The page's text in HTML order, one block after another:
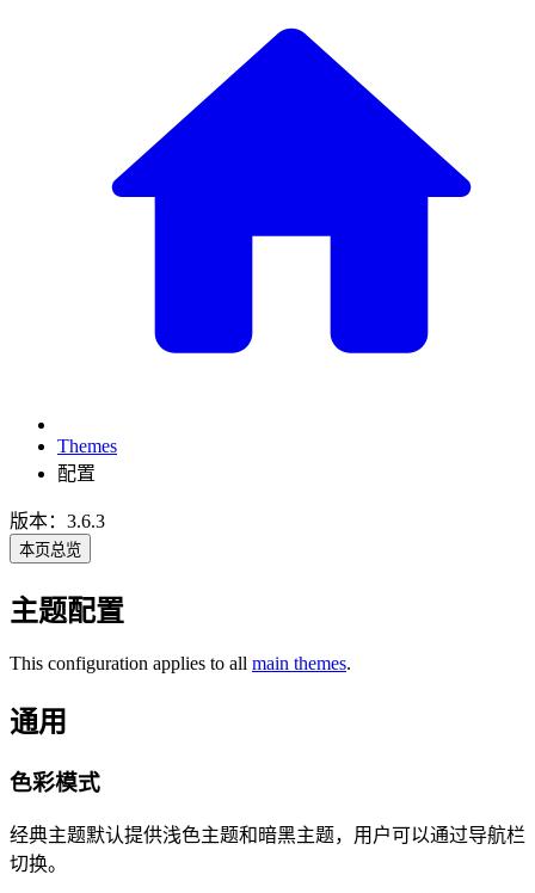
Themes
配置
版本：3.6.3
本页总览
主题配置
This configuration applies to all main themes.
通用
色彩模式
经典主题默认提供浅色主题和暗黑主题，用户可以通过导航栏
切换。